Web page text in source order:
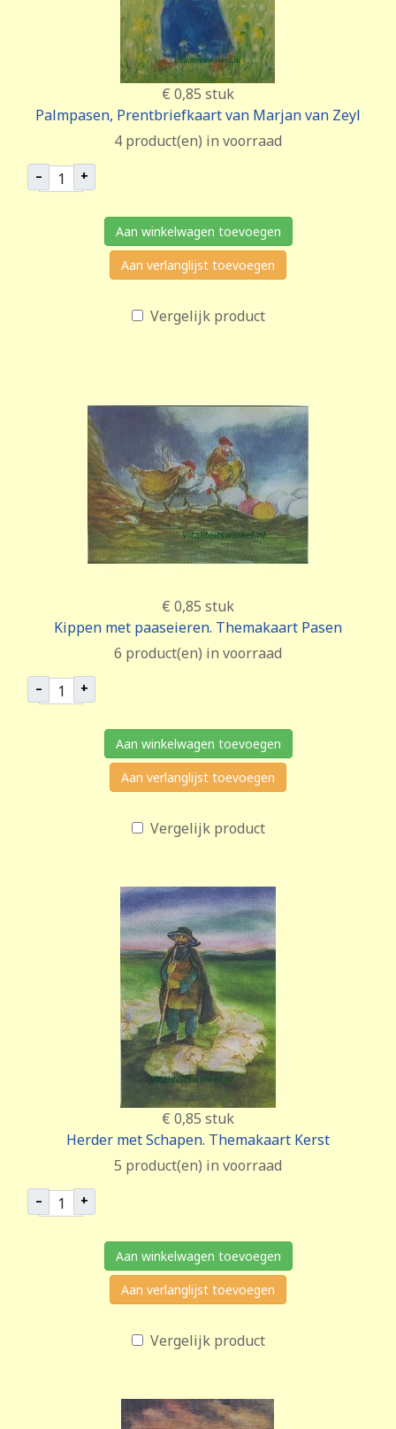
€ 0,85 stuk
Palmpasen, Prentbriefkaart van Marjan van Zeyl
4 product(en) in voorraad
– +
Aan winkelwagen toevoegen
Aan verlanglijst toevoegen
Vergelijk product
€ 0,85 stuk
Kippen met paaseieren. Themakaart Pasen
6 product(en) in voorraad
– +
Aan winkelwagen toevoegen
Aan verlanglijst toevoegen
Vergelijk product
€ 0,85 stuk
Herder met Schapen. Themakaart Kerst
5 product(en) in voorraad
– +
Aan winkelwagen toevoegen
Aan verlanglijst toevoegen
Vergelijk product